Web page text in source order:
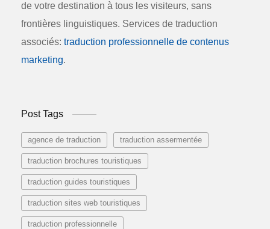
de votre destination à tous les visiteurs, sans
frontières linguistiques. Services de traduction
associés: traduction professionnelle de contenus
marketing.
Post Tags
agence de traduction traduction assermentée
traduction brochures touristiques
traduction guides touristiques
traduction sites web touristiques
traduction professionnelle